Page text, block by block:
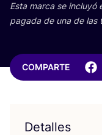
Esta mar­ca se inclu­yó
paga­da de una de las
COMPARTE
Detalles